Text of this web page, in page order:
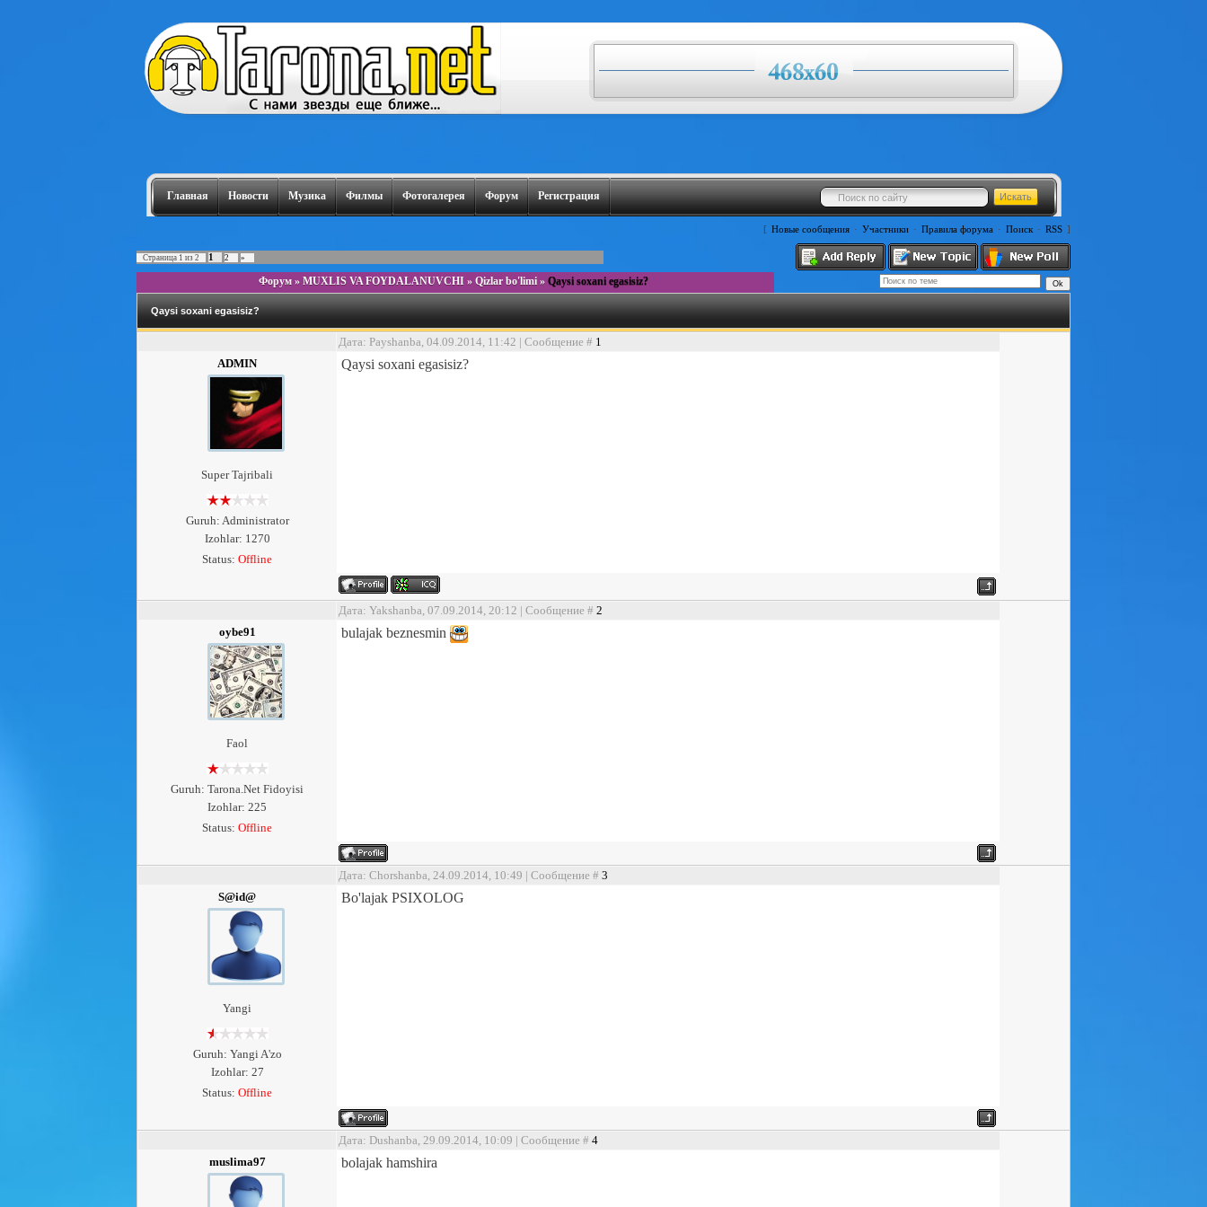
Главная Новости Музика Филмы Фотогалерея Форум Регистрация
[ Новые сообщения · Участники · Правила форума · Поиск · RSS ]
Страница 1 из 2 1 2 »
Форум » MUXLIS VA FOYDALANUVCHI » Qizlar bo'limi » Qaysi soxani egasisiz?
Qaysi soxani egasisiz?
Дата: Payshanba, 04.09.2014, 11:42 | Сообщение # 1
ADMIN
Super Tajribali
Guruh: Administrator
Izohlar: 1270
Status: Offline
Qaysi soxani egasisiz?
Дата: Yakshanba, 07.09.2014, 20:12 | Сообщение # 2
oybe91
Faol
Guruh: Tarona.Net Fidoyisi
Izohlar: 225
Status: Offline
bulajak beznesmin
Дата: Chorshanba, 24.09.2014, 10:49 | Сообщение # 3
S@id@
Yangi
Guruh: Yangi A'zo
Izohlar: 27
Status: Offline
Bo'lajak PSIXOLOG
Дата: Dushanba, 29.09.2014, 10:09 | Сообщение # 4
muslima97
bolajak hamshira